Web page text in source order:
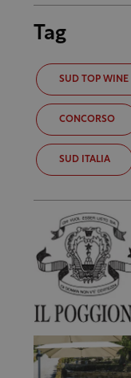
Tag
SUD TOP WINE
CONCORSO
SUD ITALIA